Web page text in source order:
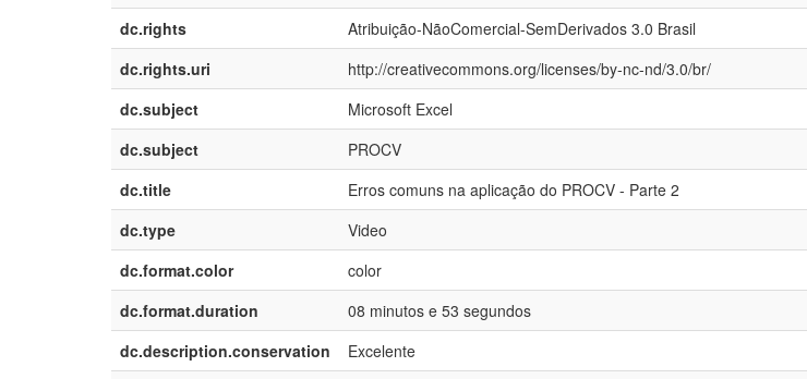
dc.rights
Atribuição-NãoComercial-SemDerivados 3.0 Brasil
dc.rights.uri
http://creativecommons.org/licenses/by-nc-nd/3.0/br/
dc.subject
Microsoft Excel
dc.subject
PROCV
dc.title
Erros comuns na aplicação do PROCV - Parte 2
dc.type
Video
dc.format.color
color
dc.format.duration
08 minutos e 53 segundos
dc.description.conservation
Excelente